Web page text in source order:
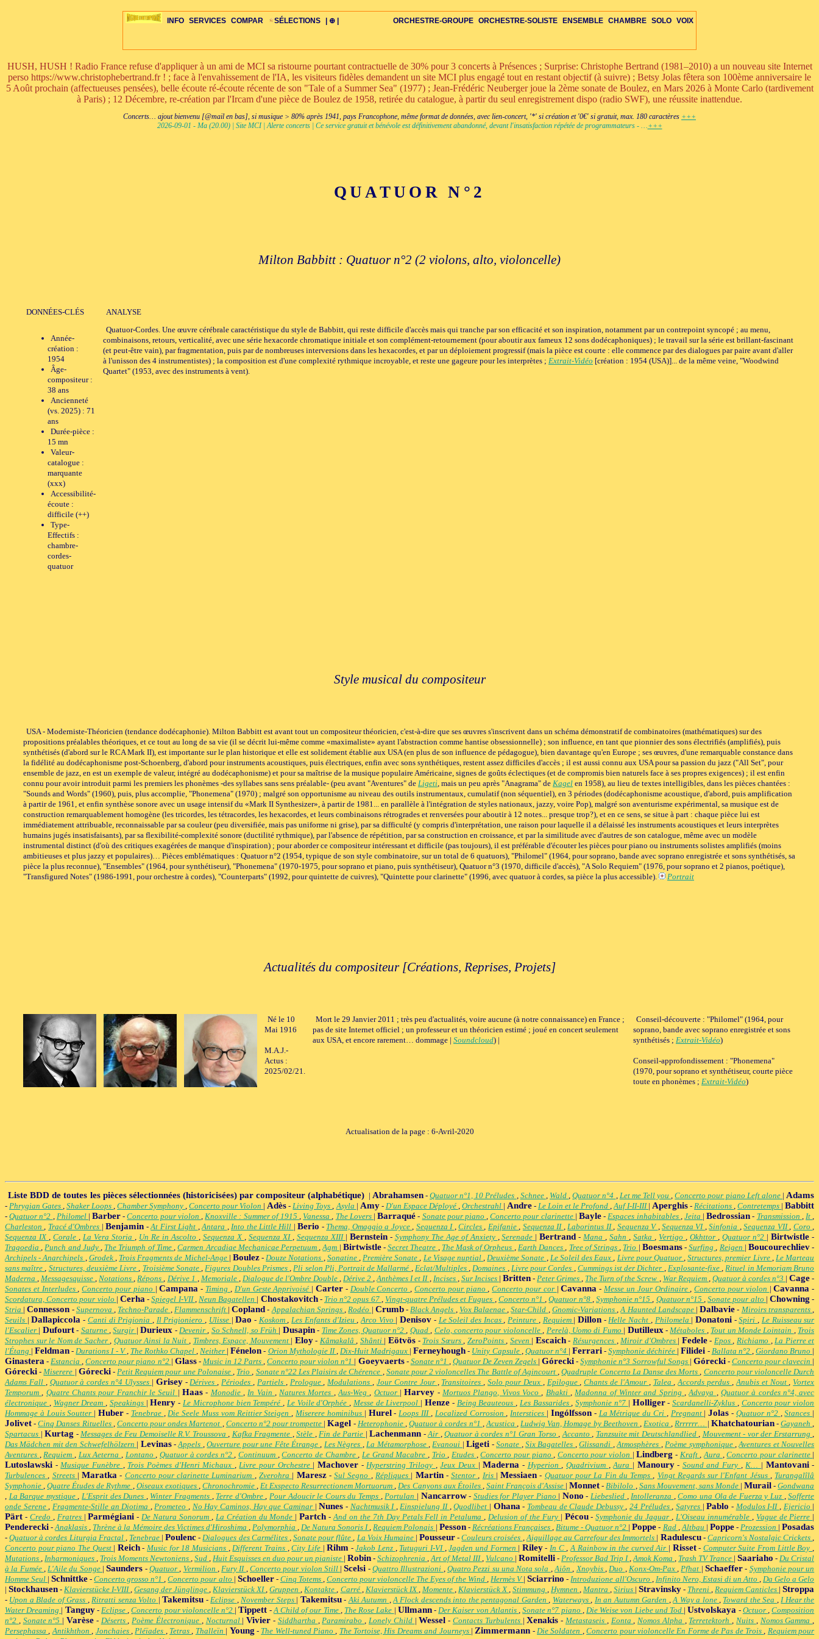
INFO
ÉDITORIAUX ACTUS-CONCERTS HISTOIRE PAYS STYLES-ÉCOLES CONTACT
SERVICES
MAJ-LISTE ARCH-CONCERTS LIENS RADIOS VIDÉOS PLAN FAQS GLOSSAIRE AUTEUR CHERCHE
COMPAR
SÉLECTION GUIDE-EXPRESS ŒUVRES BIOGRAPHIES PERSPECTIVE ITINÉRAIRES XXL-SCOPE
SÉLECTIONS
SÉLECTION COMPOS-INTRO COMPO-INDIV ŒUVRES-INDIV
| ⊕ |
20ÈME PARAL 1001 CD TOP-REC BONUS-ROMANS BONUS-FILMS BONUS-VINS
VOIX
OPÉRA-THÉÂTRE
OPÉRA-CHAMBRE
CHORAL-CHAMBRE
VOIX-SOLO-CHAMBRE
LIEDER
SOLO
ÉLECTRO
AUTRES-S
+VENTS-S
CLARINETTE-S
FLÛTE-S
CORDES-S
PIANO-SOLO
CHAMBRE
+ÉLECTRONIQUE
DUO-TRIO
CHAMBRE-DIV
CORDES
QUATUOR
ENSEMBLE
ENS-VOIX-ÉLECTRO
ENS-ÉLECTRO
ENS-VOIX
ENSEMBLE
ORCHESTRE-SOLISTE
DIVERS-C
PERCUSSIONS-C
+BOIS-VENTS-C
CLARINETTE-C
FLÛTE-C
DOUBLE-C+
CELLO-C
ALTO-C
VIOLON-C
PIANO-CONC
ORCHESTRE-GROUPE
ORCH-VOIX-ÉLEC
ORCH-ÉLECTRO
PETIT+VOIX
PETIT-INSTR
GRAND+VOIX
GRAND-INSTR-SEULS
HUSH, HUSH ! Radio France refuse d'appliquer à un ami de MCI sa ristourne pourtant contractuelle de 30% pour 3 concerts à Présences ; Surprise: Christophe Bertrand (1981–2010) a un nouveau site Internet
perso https://www.christophebertrand.fr ! ; face à l'envahissement de l'IA, les visiteurs fidèles demandent un site MCI plus engagé tout en restant objectif (à suivre) ; Betsy Jolas fêtera son 100ème anniversaire le
5 Août prochain (affectueuses pensées), belle écoute ré-écoute récente de son "Tale of a Summer Sea" (1977) ; Jean-Frédéric Neuberger joue la 2ème sonate de Boulez, en Mars 2026 à Monte Carlo (tardivement
à Paris) ; 12 Décembre, re-création par l'Ircam d'une pièce de Boulez de 1958, retirée du catalogue, à partir du seul enregistrement dispo (radio SWF), une réussite inattendue.
Concerts… ajout bienvenu [@mail en bas], si musique > 80% après 1941, pays Francophone, même format de données, avec lien-concert, '*' si création et '0€' si gratuit, max. 180 caractères +++
2026-09-01 - Ma (20.00) | Site MCI | Alerte concerts | Ce service gratuit et bénévole est définitivement abandonné, devant l'insatisfaction répétée de programmateurs - …+++
QUATUOR N°2
Milton Babbitt : Quatuor n°2 (2 violons, alto, violoncelle)
DONNÉES-CLÉS ANALYSE
Année-
création :
1954
Âge-
compositeur :
38 ans
Ancienneté
(vs. 2025) : 71
ans
Durée-pièce :
15 mn
Valeur-
catalogue :
marquante
(xxx)
Accessibilité-
écoute :
difficile (++)
Type-
Effectifs :
chambre-
cordes-
quatuor
Quatuor-Cordes. Une œuvre cérébrale caractéristique du style de Babbitt, qui reste difficile d'accès mais qui tranche par son efficacité et son inspiration, notamment par un contrepoint syncopé ; au menu,
combinaisons, retours, verticalité, avec une série hexacorde chromatique initiale et son complément-retournement (pour aboutir aux fameux 12 sons dodécaphoniques) ; le travail sur la série est brillant-fascinant
(et peut-être vain), par fragmentation, puis par de nombreuses interversions dans les hexacordes, et par un déploiement progressif (mais la pièce est courte : elle commence par des dialogues par paire avant d'aller
à l'unisson des 4 instrumentistes) ; la composition est d'une complexité rythmique incroyable, et reste une gageure pour les interprètes ; Extrait-Vidéo [création : 1954 (USA)]... de la même veine, "Woodwind
Quartet" (1953, avec des instruments à vent).
Style musical du compositeur
USA - Moderniste-Théoricien (tendance dodécaphonie). Milton Babbitt est avant tout un compositeur théoricien, c'est-à-dire que ses œuvres s'inscrivent dans un schéma démonstratif de combinatoires (mathématiques) sur des
propositions préalables théoriques, et ce tout au long de sa vie (il se décrit lui-même comme «maximaliste» ayant l'abstraction comme hantise obsessionnelle) ; son influence, en tant que pionnier des sons électrifiés (amplifiés), puis
synthétisés (d'abord sur le RCA Mark II), est importante sur le plan historique et elle est solidement établie aux USA (en plus de son influence de pédagogue), bien davantage qu'en Europe ; ses œuvres, d'une remarquable constance dans
la fidélité au dodécaphonisme post-Schoenberg, d'abord pour instruments acoustiques, puis électriques, enfin avec sons synthétiques, restent assez difficiles d'accès ; il est aussi connu aux USA pour sa passion du jazz ("All Set", pour
ensemble de jazz, en est un exemple de valeur, intégré au dodécaphonisme) et pour sa maîtrise de la musique populaire Américaine, signes de goûts éclectiques (et de compromis bien naturels face à ses propres exigences) ; il est enfin
connu pour avoir introduit parmi les premiers les phonèmes -des syllabes sans sens préalable- (peu avant "Aventures" de Ligeti, mais un peu après "Anagrama" de Kagel en 1958), au lieu de textes intelligibles, dans les pièces chantées :
"Sounds and Words" (1960), puis, plus accomplie, "Phonemena" (1970) ; malgré son opportunisme au niveau des outils instrumentaux, cumulatif (non séquentiel), en 3 périodes (dodécaphonisme acoustique, d'abord, puis amplification
à partir de 1961, et enfin synthèse sonore avec un usage intensif du «Mark II Synthesizer», à partir de 1981... en parallèle à l'intégration de styles nationaux, jazzy, voire Pop), malgré son aventurisme expérimental, sa musique est de
construction remarquablement homogène (les tricordes, les tétracordes, les hexacordes, et leurs combinaisons rétrogrades et renversées pour aboutir à 12 notes... presque trop?), et en ce sens, se situe à part : chaque pièce lui est
immédiatement attribuable, reconnaissable par sa couleur (peu diversifiée, mais pas uniforme ni grise), par sa difficulté (y compris d'interprétation, une raison pour laquelle il a délaissé les instruments acoustiques et leurs interprètes
humains jugés insatisfaisants), par sa flexibilité-complexité sonore (ductilité rythmique), par l'absence de répétition, par sa construction en croissance, et par la similitude avec d'autres de son catalogue, même avec un modèle
instrumental distinct (d'où des critiques exagérées de manque d'inspiration) ; pour aborder ce compositeur intéressant et difficile (pas toujours), il est préférable d'écouter les pièces pour piano ou instruments solistes amplifiés (moins
ambitieuses et plus jazzy et populaires)… Pièces emblématiques : Quatuor n°2 (1954, typique de son style combinatoire, sur un total de 6 quatuors), "Philomel" (1964, pour soprano, bande avec soprano enregistrée et sons synthétisés, sa
pièce la plus reconnue), "Ensembles" (1964, pour synthétiseur), "Phonemena" (1970-1975, pour soprano et piano, puis synthétiseur), Quatuor n°3 (1970, difficile d'accès), "A Solo Requiem" (1976, pour soprano et 2 pianos, poétique),
"Transfigured Notes" (1986-1991, pour orchestre à cordes), "Counterparts" (1992, pour quintette de cuivres), "Quintette pour clarinette" (1996, avec quatuor à cordes, sa pièce la plus accessible).
Portrait
Actualités du compositeur [Créations, Reprises, Projets]
Né le 10
Mai 1916
M.A.J.-
Actus :
2025/02/21.
Mort le 29 Janvier 2011 ; très peu d'actualités, voire aucune (à notre connaissance) en France ;
pas de site Internet officiel ; un professeur et un théoricien estimé ; joué en concert seulement
aux USA, et encore rarement… dommage | Soundcloud) |
Conseil-découverte : "Philomel" (1964, pour
soprano, bande avec soprano enregistrée et sons
synthétisés ; Extrait-Vidéo)
Conseil-approfondissement : "Phonemena"
(1970, pour soprano et synthétiseur, courte pièce
toute en phonèmes ; Extrait-Vidéo)
Actualisation de la page : 6-Avril-2020
Liste BDD de toutes les pièces sélectionnées (historicisées) par compositeur (alphabétique) | Abrahamsen- Quatuor n°1, 10 Préludes , Schnee , Wald,Quatuor n°4 , Let me Tell you,Concerto pour piano Left alone |Adams
-Phrygian Gates,Shaker Loops,Chamber Symphony,Concerto pour Violon |Adès -Living Toys,Asyla | Amy- D'un Espace Déployé , Orchestrahl | Andre- Le Loin et le Profond ,Auf I-II-III |Aperghis -Récitations,Contretemps |Babbitt
-Quatuor n°2 , Philomel |Barber -Concerto pour violon,Knoxville : Summer of 1915,Vanessa, The Lovers |Barraqué - Sonate pour piano,Concerto pour clarinette |Bayle -Espaces inhabitables , Jeita |Bedrossian - Transmission ,It,
Charleston, Tracé d'Ombres |Benjamin -At First Light ,Antara ,Into the Little Hill |Berio - Thema, Omaggio a Joyce, Sequenza I , Circles, Epifanie, Sequenza II ,Laborintus II, Sequenza V ,Sequenza VI ,Sinfonia ,Sequenza VII, Coro,
Sequenza IX , Corale , La Vera Storia , Un Re in Ascolto , Sequenza X , Sequenza XI , Sequenza XIII | Bernstein- Symphony The Age of Anxiety ,Serenade |Bertrand -Mana,Sahn,Satka,Vertigo,Okhttor,Quatuor n°2 |Birtwistle -
Tragoedia,Punch and Judy, The Triumph of Time,Carmen Arcadiae Mechanicae Perpetuum,Agm | Birtwistle-Secret Theatre , The Mask of Orpheus , Earth Dances, Tree of Strings, Trio | Boesmans-Surfing, Reigen |Boucourechliev -
Archipels - Anarchipels , Grodek , Trois Fragments de Michel-Ange | Boulez-Douze Notations , Sonatine ,Première Sonate, Le Visage nuptial,Deuxième Sonate , Le Soleil des Eaux, Livre pour Quatuor,Structures, premier Livre , Le Marteau
sans maître, Structures, deuxième Livre, Troisième Sonate,Figures Doubles Prismes,Pli selon Pli, Portrait de Mallarmé , Eclat/Multiples,Domaines , Livre pour Cordes , Cummings ist der Dichter , Explosante-fixe,Rituel in Memoriam Bruno
Maderna,Messagesquisse,Notations,Répons, Dérive 1 , Memoriale , Dialogue de l'Ombre Double,Dérive 2,Anthèmes I et II , Incises , Sur Incises | Britten-Peter Grimes, The Turn of the Screw , War Requiem , Quatuor à cordes n°3 |Cage -
Sonates et Interludes,Concerto pour piano |Campana - Timing , D'un Geste Apprivoisé | Carter- Double Concerto,Concerto pour piano,Concerto pour cor |Cavanna -Messe un Jour Ordinaire,Concerto pour violon |Cavanna -
Scordatura, Concerto pour violo | Cerha-Spiegel I-VII, Neun Bagatellen | Chostakovitch- Trio n°2 opus 67 , Vingt-quatre Préludes et Fugues , Concerto n°1,Quatuor n°8 ,Symphonie n°15, Quatuor n°15,Sonate pour alto |Chowning -
Stria |Connesson - Supernova, Techno-Parade , Flammenschrift |Copland -Appalachian Springs,Rodéo | Crumb-Black Angels , Vox Balaenae,Star-Child , Gnomic-Variations,A Haunted Landscape |Dalbavie - Miroirs transparents,
Seuils |Dallapiccola - Canti di Prigionia , Il Prigioniero, Ulisse |Dao - Koskom,Les Enfants d'Izieu,Arco Vivo |Denisov - Le Soleil des Incas,Peinture , Requiem | Dillon-Helle Nacht , Philomela | Donatoni-Spiri, Le Ruisseau sur
l'Escalier | Dufourt- Saturne,Surgir |Durieux -Devenir, So Schnell, so Früh | Dusapin- Time Zones, Quatuor n°2, Quad, Celo, concerto pour violoncelle, Perelà, Uomo di Fumo | Dutilleux-Métaboles , Tout un Monde Lointain , Trois
Strophes sur le Nom de Sacher, Quatuor Ainsi la Nuit , Timbres, Espace, Mouvement | Eloy- Kâmakalâ, Shânti |Eötvös - Trois Sœurs, ZeroPoints, Seven | Escaich-Résurgences ,Miroir d'Ombres | Fedele- Epos, Richiamo ,La Pierre et
l'Étang |Feldman -Durations I - V, The Rothko Chapel,Neither |Fénelon - Orion Mythologie II, Dix-Huit Madrigaux |Ferneyhough - Unity Capsule , Quatuor n°4 | Ferrari -Symphonie déchirée |Filidei - Ballata n°2 , Giordano Bruno |
Ginastera -Estancia,Concerto pour piano n°2 | Glass- Music in 12 Parts,Concerto pour violon n°1 | Goeyvaerts- Sonate n°1 , Quatuor De Zeven Zegels |Górecki -Symphonie n°3 Sorrowful Songs | Górecki- Concerto pour clavecin |
Górecki -Miserere | Górecki-Petit Requiem pour une Polonaise , Trio, Sonate n°22 Les Plaisirs de Chérence , Sonate pour 2 violoncelles The Battle of Agincourt,Quadruple Concerto La Danse des Morts, Concerto pour violoncelle Durch
Adams Fall , Quatuor à cordes n°4 Ulysses | Grisey-Dérives,Périodes , Partiels , Prologue,Modulations, Jour Contre Jour , Transitoires,Solo pour Deux , Epilogue,Chants de l'Amour , Talea,Accords perdus,Anubis et Nout,Vortex
Temporum, Quatre Chants pour Franchir le Seuil | Haas- Monodie ,In Vain ,Natures Mortes ,Aus-Weg, Octuor |Harvey -Mortuos Plango, Vivos Voco, Bhakti,Madonna of Winter and Spring ,Advaya , Quatuor à cordes n°4, avec
électronique , Wagner Dream, Speakings |Henry - Le Microphone bien Tempéré, Le Voile d'Orphée, Messe de Liverpool |Henze - Being Beauteous, Les Bassarides,Symphonie n°7 | Holliger-Scardanelli-Zyklus , Concerto pour violon
Hommage à Louis Soutter |Huber - Tenebrae ,Die Seele Muss vom Reittier Steigen,Miserere hominibus | Hurel-Loops III , Localized Corrosion,Interstices | Ingólfsson- La Métrique du Cri , Pregnant |Jolas - Quatuor n°2 ,Stances |
Jolivet -Cinq Danses Rituelles , Concerto pour ondes Martenot , Concerto n°2 pour trompette |Kagel - Heterophonie ,Quatuor à cordes n°1 ,Acustica ,Ludwig Van, Homage by Beethoven ,Exotica,Rrrrrrr… | Khatchatourian- Gayaneh,
Spartacus | Kurtag - Messages de Feu Demoiselle R.V. Troussova , Kafka Fragmente , Stèle , Fin de Partie | Lachenmann -Air , Quatuor à cordes n°1 Gran Torso ,Accanto , Tanzsuite mit Deutschlandlied , Mouvement - vor der Erstarrung ,
Das Mädchen mit den Schwefelhölzern | Levinas-Appels ,Ouverture pour une Fête Étrange, Les Nègres ,La Métamorphose,Evanoui |Ligeti -Sonate ,Six Bagatelles ,Glissandi ,Atmosphères ,Poème symphonique ,Aventures et Nouvelles
Aventures ,Requiem , Lux Aeterna , Lontano, Quatuor à cordes n°2,Continuum ,Concerto de Chambre,Le Grand Macabre , Trio, Etudes ,Concerto pour piano, Concerto pour violon |Lindberg - Kraft,Aura ,Concerto pour clarinette |
Lutoslawski -Musique Funèbre , Trois Poèmes d'Henri Michaux ,Livre pour Orchestre |Machover -Hyperstring Trilogy ,Jeux Deux |Maderna - Hyperion, Quadrivium ,Aura | Manoury- Sound and Fury ,K… | Mantovani-
Turbulences, Streets |Maratka - Concerto pour clarinette Luminarium ,Zverohra | Maresz-Sul Segno , Répliques | Martin-Stentor, Iris |Messiaen - Quatuor pour La Fin du Temps, Vingt Regards sur l'Enfant Jésus , Turangalîlâ
Symphonie,Quatre Études de Rythme , Oiseaux exotiques , Chronochromie ,Et Exspecto Resurrectionem Mortuorum,Des Canyons aux Étoiles , Saint François d'Assise |Monnet -Bibilolo , Sans Mouvement, sans Monde |Murail -Gondwana
, La Barque mystique,L'Esprit des Dunes , Winter Fragments , Terre d'Ombre,Pour Adoucir le Cours du Temps ,Portulan | Nancarrow- Studies for Player Piano | Nono - Liebeslied ,Intolleranza ,Como una Ola de Fuerza y Luz ,Sofferte
onde Serene, Fragmente-Stille an Diotima ,Prometeo, No Hay Caminos, Hay que Caminar |Nunes - Nachtmusik I ,Einspielung II ,Quodlibet | Ohana- Tombeau de Claude Debussy,24 Préludes,Satyres |Pablo - Modulos I-II , Ejericio |
Pärt - Credo , Fratres |Parmégiani -De Natura Sonorum , La Création du Monde |Partch -And on the 7th Day Petals Fell in Petaluma,Delusion of the Fury | Pécou-Symphonie du Jaguar , L'Oiseau innumérable , Vague de Pierre |
Penderecki -Anaklasis, Thrène à la Mémoire des Victimes d'Hiroshima , Polymorphia ,De Natura Sonoris I,Requiem Polonais | Pesson- Récréations Françaises ,Bitume - Quatuor n°2 |Poppe - Rad ,Altbau | Poppe-Prozession |Posadas
-Quatuor à cordes Liturgia Fractal , Tenebrae |Poulenc -Dialogues des Carmélites ,Sonate pour flûte, La Voix Humaine |Pousseur -Couleurs croisées ,Aiguillage au Carrefour des Immortels | Radulescu- Capricorn's Nostalgic Crickets,
Concerto pour piano The Quest | Reich-Music for 18 Musicians ,Different Trains ,City Life |Rihm -Jakob Lenz , Tutuguri I-VI ,Jagden und Formen | Riley-In C,A Rainbow in the curved Air | Risset- Computer Suite From Little Boy,
Mutations , Inharmoniques , Trois Moments Newtoniens , Sud , Huit Esquisses en duo pour un pianiste | Robin - Schizophrenia ,Art of Metal III, Vulcano | Romitelli - Professor Bad Trip I,Amok Koma , Trash TV Trance | Saariaho - Du Cristal
à la Fumée ,L'Aile du Songe |Saunders - Quatuor, Vermilion ,Fury II ,Concerto pour violon Still |Scelsi -Quattro Illustrazioni , Quatro Pezzi su una Nota sola ,Aiôn,Xnoybis ,Duo , Konx-Om-Pax,Pfhat | Schaeffer- Symphonie pour un
Homme Seul |Schnittke -Concerto grosso n°1,Concerto pour alto | Schoeller- Cinq Totems , Concerto pour violoncelle The Eyes of the Wind,Hermès V |Sciarrino -Introduzione all'Oscuro , Infinito Nero, Estasi di un Atto , Da Gelo a Gelo
|Stockhausen -Klavierstücke I-VIII,Gesang der Jünglinge,Klavierstück XI,Gruppen,Kontakte, Carré , Klavierstück IX, Momente , Klavierstück X, Stimmung , Hymnen , Mantra ,Sirius |Stravinsky - Threni,Requiem Canticles |Stroppa
- Upon a Blade of Grass ,Ritratti senza Volto |Takemitsu -Eclipse ,November Steps | Takemitsu-Aki Autumn ,A Flock descends into the pentagonal Garden, Waterways, In an Autumn Garden ,A Way a lone , Toward the Sea ,I Hear the
Water Dreaming | Tanguy-Eclipse,Concerto pour violoncelle n°2 |Tippett -A Child of our Time , The Rose Lake | Ullmann-Der Kaiser von Atlantis,Sonate n°7 piano ,Die Weise von Liebe und Tod |Ustvolskaya - Octuor,Composition
n°2 , Sonate n°5 | Varèse- Déserts,Poème Électronique , Nocturnal |Vivier - Siddhartha ,Paramirabo, Lonely Child |Wessel - Contacts Turbulents |Xenakis - Metastaseis , Eonta,Nomos Alpha , Terretektorh,Nuits , Nomos Gamma,
Persephassa,Antikhthon, Jonchaies ,Pléïades , Tetras, Thalleïn | Young - The Well-tuned Piano, The Tortoise, His Dreams and Journeys |Zimmermann -Die Soldaten ,Concerto pour violoncelle En Forme de Pas de Trois, Requiem pour